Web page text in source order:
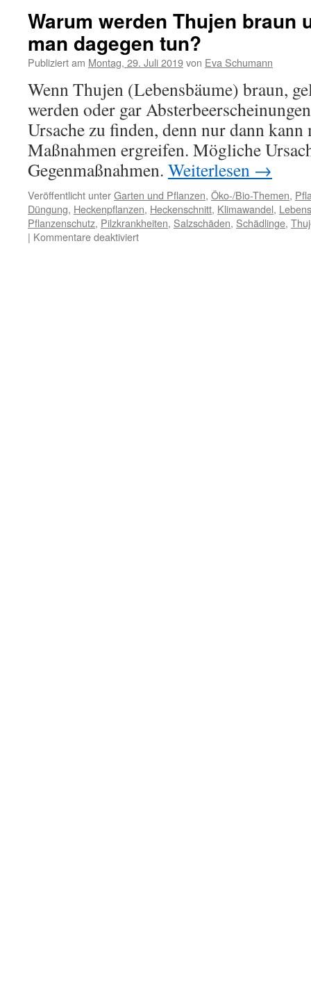
Warum werden Thujen braun
man dagegen tun?
Publiziert am Montag, 29. Juli 2019von Eva Schumann
Wenn Thujen (Lebensbäume) braun,
werden oder gar
Ursache zu finden, denn nur dann
Maßnahmen ergreifen. Mögliche
Gegenmaßnahmen. Weiterlesen →
Veröffentlicht unterGarten und Pflanzen, Öko-/Bio-Themen,
Düngung, Heckenpflanzen, Heckenschnitt, Klimawandel,
Pflanzenschutz, Pilzkrankheiten, Salzschäden, Schädlinge,
| Kommentare deaktiviert